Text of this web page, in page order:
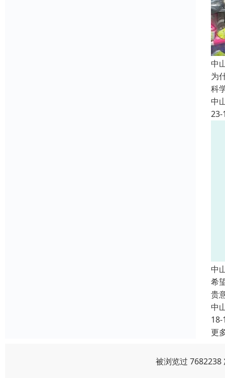
中
为
科
中
23-
中
希
贵
中
18-
更
被浏览过